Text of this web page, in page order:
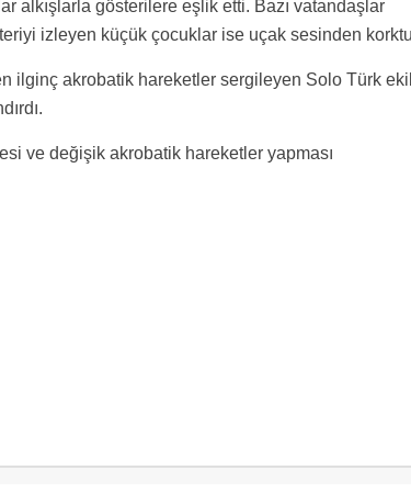
alkışlarla gösterilere eşlik etti. Bazı vatandaşlar
izleyen küçük çocuklar ise uçak sesinden
ilginç akrobatik hareketler sergileyen Solo Türk
ve değişik akrobatik hareketler yapması